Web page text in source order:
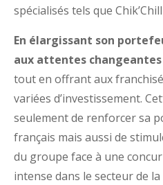
spécialisés tels que
En élargissant son
aux attentes
tout en offrant aux
variées d’investissement.
seulement de renforcer sa
français mais aussi de
du groupe face à une
intense dans le secteur de